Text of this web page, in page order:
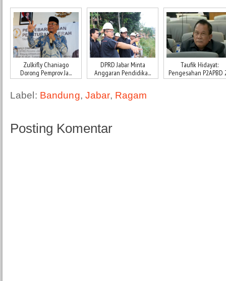
Zulkifly Chaniago
Dorong Pemprov Ja...
DPRD Jabar Minta
Anggaran Pendidika...
Taufik Hidayat:
Pengesahan P2APBD
Label: Bandung, Jabar, Ragam
Posting Komentar